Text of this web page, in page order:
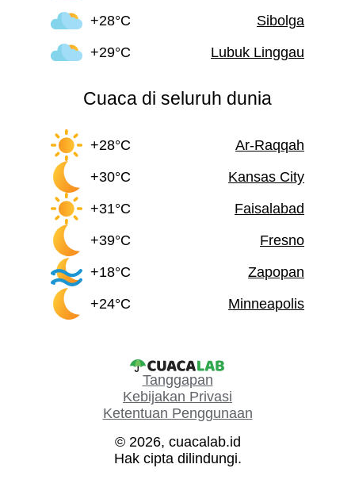
+28°C
Sibolga
+29°C
Lubuk Linggau
Cuaca di seluruh dunia
+28°C
Ar-Raqqah
+30°C
Kansas City
+31°C
Faisalabad
+39°C
Fresno
+18°C
Zapopan
+24°C
Minneapolis
Tanggapan
Kebijakan Privasi
Ketentuan Penggunaan
© 2026, cuacalab.id
Hak cipta dilindungi.